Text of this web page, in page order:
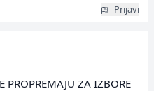
Prijavi
PROPREMAJU ZA IZBORE